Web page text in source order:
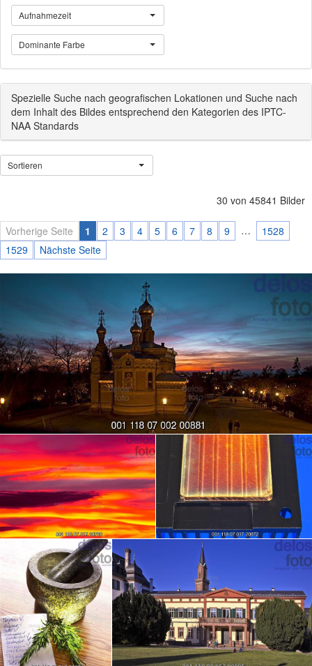
Aufnahmezeit
Dominante Farbe
Spezielle Suche nach geografischen Lokationen und Suche nach
dem Inhalt des Bildes entsprechend den Kategorien des IPTC-
NAA Standards
Sortieren
30 von 45841 Bilder
Vorherige Seite 1 2 3 4 5 6 7 8 9 …
1528
1529
Nächste Seite